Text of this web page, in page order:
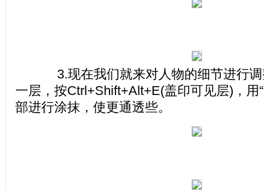
3.现在我们就来对人物的细节进行调
一层，按Ctrl+Shift+Alt+E(盖印可见层)，用
部进行涂抹，使更通透些。